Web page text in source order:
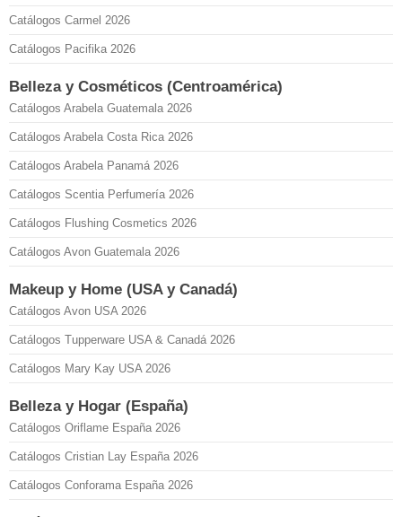
Catálogos Carmel 2026
Catálogos Pacifika 2026
Belleza y Cosméticos (Centroamérica)
Catálogos Arabela Guatemala 2026
Catálogos Arabela Costa Rica 2026
Catálogos Arabela Panamá 2026
Catálogos Scentia Perfumería 2026
Catálogos Flushing Cosmetics 2026
Catálogos Avon Guatemala 2026
Makeup y Home (USA y Canadá)
Catálogos Avon USA 2026
Catálogos Tupperware USA & Canadá 2026
Catálogos Mary Kay USA 2026
Belleza y Hogar (España)
Catálogos Oriflame España 2026
Catálogos Cristian Lay España 2026
Catálogos Conforama España 2026